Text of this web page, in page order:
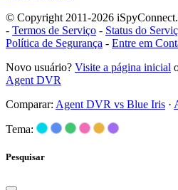
© Copyright 2011-2026
- Termos de Serviço - Status do
Política de Segurança - Entre em
Novo usuário? Visite a página inicial
Agent DVR
Comparar: Agent DVR vs Blue Iris ·
Tema:
Pesquisar